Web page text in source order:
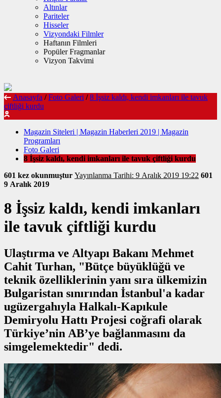
Altınlar
Pariteler
Hisseler
Vizyondaki Filmler
Haftanın Filmleri
Popüler Fragmanlar
Vizyon Takvimi
Anasayfa / Foto Galeri / 8 İşsiz kaldı, kendi imkanları ile tavuk
çiftliği kurdu
Magazin Siteleri | Magazin Haberleri 2019 | Magazin
Programları
Foto Galeri
8 İşsiz kaldı, kendi imkanları ile tavuk çiftliği kurdu
601 kez okunmuştur
Yayınlanma Tarihi: 9 Aralık 2019 19:22 601
9 Aralık 2019
8 İşsiz kaldı, kendi imkanları
ile tavuk çiftliği kurdu
Ulaştırma ve Altyapı Bakanı Mehmet
Cahit Turhan, "Bütçe büyüklüğü ve
teknik özelliklerinin yanı sıra ülkemizin
Bulgaristan sınırından İstanbul'a kadar
ugüzergahıyla Halkalı-Kapıkule
Demiryolu Hattı Projesi coğrafi olarak
Türkiye’nin AB’ye bağlanmasını da
simgelemektedir" dedi.